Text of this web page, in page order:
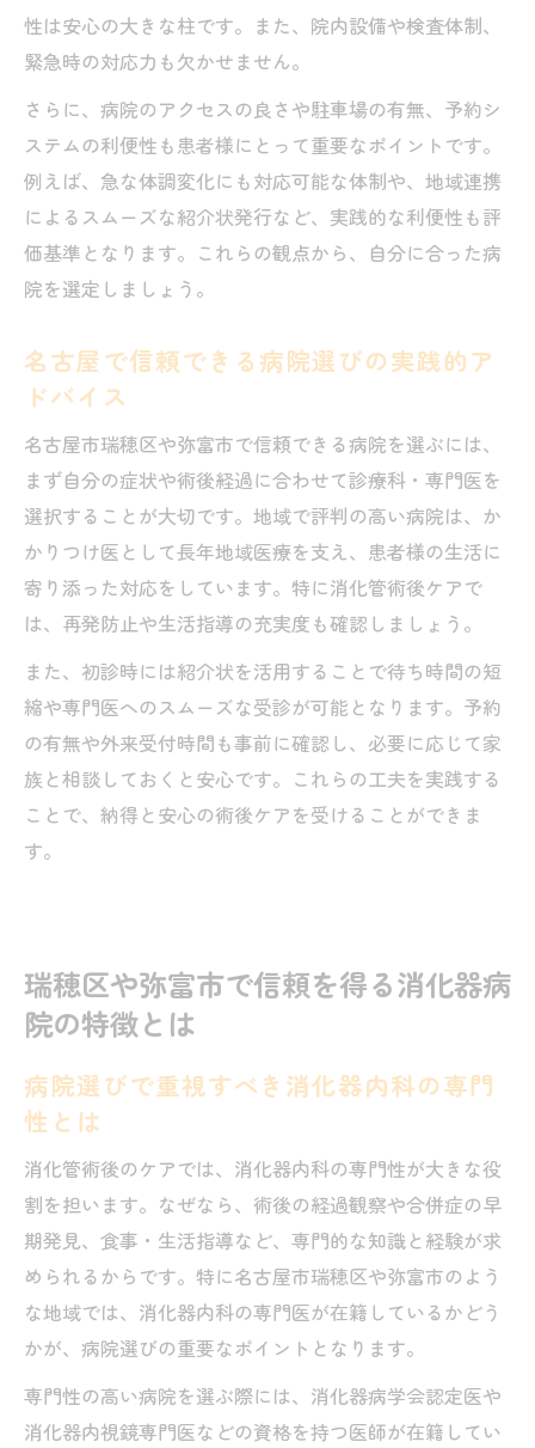
る理由
消化管術後の受診をスムーズに進める流れ
を解説
紹介状の有無で変わる病院選びのポイント
を紹介
名古屋で効率的な病院予約を行うためのコ
ツ
性は安心の大きな柱です。また、院内設備や検査体制、
緊急時の対応力も欠かせません。
さらに、病院のアクセスの良さや駐車場の有無、予約シ
ステムの利便性も患者様にとって重要なポイントです。
例えば、急な体調変化にも対応可能な体制や、地域連携
によるスムーズな紹介状発行など、実践的な利便性も評
価基準となります。これらの観点から、自分に合った病
院を選定しましょう。
名古屋で信頼できる病院選びの実践的ア
ドバイス
名古屋市瑞穂区や弥富市で信頼できる病院を選ぶには、
まず自分の症状や術後経過に合わせて診療科・専門医を
選択することが大切です。地域で評判の高い病院は、か
かりつけ医として長年地域医療を支え、患者様の生活に
寄り添った対応をしています。特に消化管術後ケアで
は、再発防止や生活指導の充実度も確認しましょう。
また、初診時には紹介状を活用することで待ち時間の短
縮や専門医へのスムーズな受診が可能となります。予約
の有無や外来受付時間も事前に確認し、必要に応じて家
族と相談しておくと安心です。これらの工夫を実践する
ことで、納得と安心の術後ケアを受けることができま
す。
瑞穂区や弥富市で信頼を得る消化器病
院の特徴とは
病院選びで重視すべき消化器内科の専門
性とは
消化管術後のケアでは、消化器内科の専門性が大きな役
割を担います。なぜなら、術後の経過観察や合併症の早
期発見、食事・生活指導など、専門的な知識と経験が求
められるからです。特に名古屋市瑞穂区や弥富市のよう
な地域では、消化器内科の専門医が在籍しているかどう
かが、病院選びの重要なポイントとなります。
専門性の高い病院を選ぶ際には、消化器病学会認定医や
消化器内視鏡専門医などの資格を持つ医師が在籍してい